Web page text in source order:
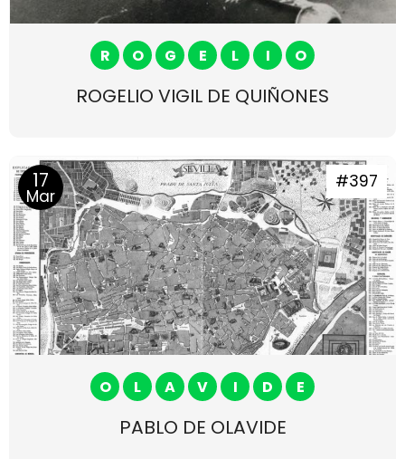
R O G E L I O
ROGELIO VIGIL DE QUIÑONES
17
Mar
#397
O L A V I D E
PABLO DE OLAVIDE